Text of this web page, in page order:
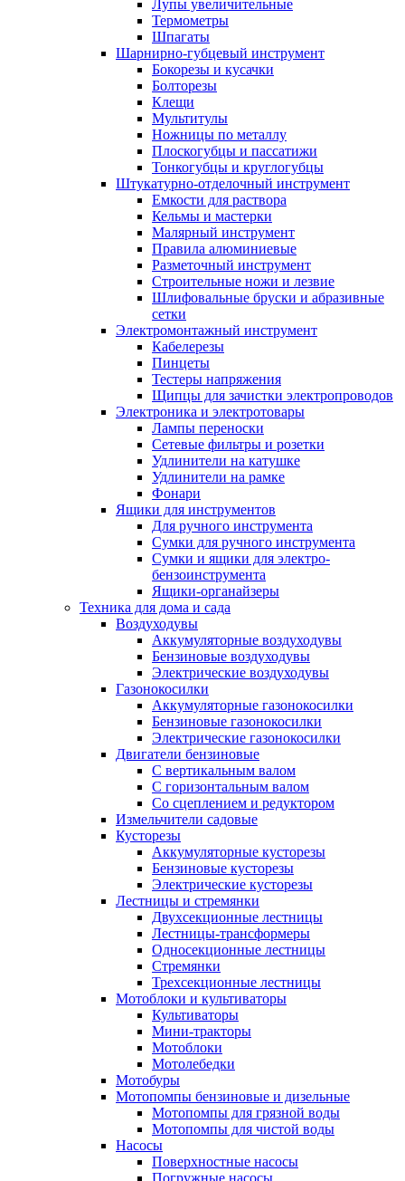
Лупы увеличительные
Термометры
Шпагаты
Шарнирно-губцевый инструмент
Бокорезы и кусачки
Болторезы
Клещи
Мультитулы
Ножницы по металлу
Плоскогубцы и пассатижи
Тонкогубцы и круглогубцы
Штукатурно-отделочный инструмент
Емкости для раствора
Кельмы и мастерки
Малярный инструмент
Правила алюминиевые
Разметочный инструмент
Строительные ножи и лезвие
Шлифовальные бруски и абразивные
сетки
Электромонтажный инструмент
Кабелерезы
Пинцеты
Тестеры напряжения
Щипцы для зачистки электропроводов
Электроника и электротовары
Лампы переноски
Сетевые фильтры и розетки
Удлинители на катушке
Удлинители на рамке
Фонари
Ящики для инструментов
Для ручного инструмента
Сумки для ручного инструмента
Сумки и ящики для электро-
бензоинструмента
Ящики-органайзеры
Техника для дома и сада
Воздуходувы
Аккумуляторные воздуходувы
Бензиновые воздуходувы
Электрические воздуходувы
Газонокосилки
Аккумуляторные газонокосилки
Бензиновые газонокосилки
Электрические газонокосилки
Двигатели бензиновые
С вертикальным валом
С горизонтальным валом
Со сцеплением и редуктором
Измельчители садовые
Кусторезы
Аккумуляторные кусторезы
Бензиновые кусторезы
Электрические кусторезы
Лестницы и стремянки
Двухсекционные лестницы
Лестницы-трансформеры
Односекционные лестницы
Стремянки
Трехсекционные лестницы
Мотоблоки и культиваторы
Культиваторы
Мини-тракторы
Мотоблоки
Мотолебедки
Мотобуры
Мотопомпы бензиновые и дизельные
Мотопомпы для грязной воды
Мотопомпы для чистой воды
Насосы
Поверхностные насосы
Погружные насосы